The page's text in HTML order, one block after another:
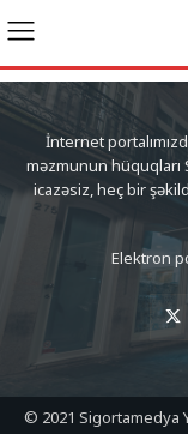
İnternet
məzmunun hüquqları
icazəsiz, heç bir
Elektron
© 2021 Sigortamedya